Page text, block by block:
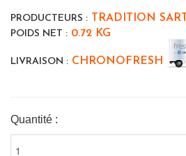
PRODUCTEURS : TRADITION
POIDS NET : 0.72 KG
LIVRAISON : CHRONOFRESH
Quantité :